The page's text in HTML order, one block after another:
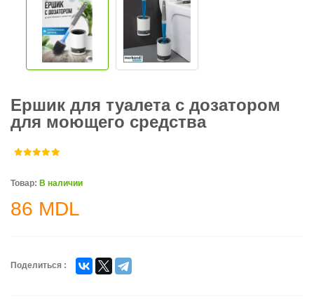
Ершик для туалета с дозатором
для моющего средства
Товар: В наличии
86 MDL
Поделиться :